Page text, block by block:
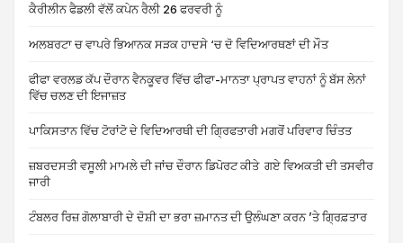
ਕੈਰੀਲੀਨ ਫੈਡਲੀ ਵੱਲੋਂ ਕਪੇਨ ਰੈਲੀ 26 ਫਰਵਰੀ ਨੂੰ
ਅਲਬਰਟਾ ਚ ਵਾਪਰੇ ਭਿਆਨਕ ਸੜਕ ਹਾਦਸੇ ‘ਚ ਦੋ ਵਿਦਿਆਰਥਣਾਂ ਦੀ ਮੌਤ
ਫੀਫਾ ਵਰਲਡ ਕੱਪ ਦੌਰਾਨ ਵੈਨਕੂਵਰ ਵਿੱਚ ਫੀਫਾ-ਮਾਨਤਾ ਪ੍ਰਾਪਤ ਵਾਹਨਾਂ ਨੂੰ ਬੱਸ ਲੇਨਾਂ
ਵਿੱਚ ਚਲਣ ਦੀ ਇਜਾਜ਼ਤ
ਪਾਕਿਸਤਾਨ ਵਿੱਚ ਟੋਰਾਂਟੋ ਦੇ ਵਿਦਿਆਰਥੀ ਦੀ ਗ੍ਰਿਫਤਾਰੀ ਮਗਰੋਂ ਪਰਿਵਾਰ ਚਿੰਤਤ
ਜ਼ਬਰਦਸਤੀ ਵਸੂਲੀ ਮਾਮਲੇ ਦੀ ਜਾਂਚ ਦੌਰਾਨ ਡਿਪੋਰਟ ਕੀਤੇ ਗਏ ਵਿਅਕਤੀ ਦੀ ਤਸਵੀਰ
ਜਾਰੀ
ਟੰਬਲਰ ਰਿਜ਼ ਗੋਲਾਬਾਰੀ ਦੇ ਦੋਸ਼ੀ ਦਾ ਭਰਾ ਜ਼ਮਾਨਤ ਦੀ ਉਲੰਘਣਾ ਕਰਨ ’ਤੇ ਗ੍ਰਿਫ਼ਤਾਰ